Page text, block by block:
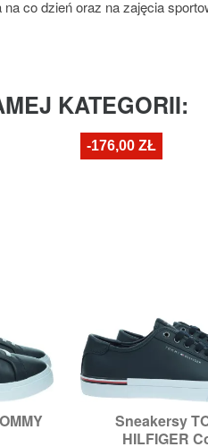
co dzień oraz na zajęcia
KATEGORII:
Sneakersy
HILFIGER
Szybki
Rozmiary:
-176,00 ZŁ